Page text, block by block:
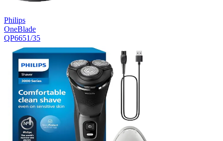
Philips
OneBlade
QP6651/35